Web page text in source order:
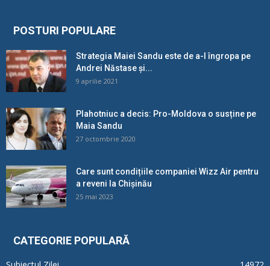
POSTURI POPULARE
Strategia Maiei Sandu este de a-l îngropa pe
Andrei Năstase și...
9 aprilie 2021
Plahotniuc a decis: Pro-Moldova o susține pe
Maia Sandu
27 octombrie 2020
Care sunt condițiile companiei Wizz Air pentru
a reveni la Chișinău
25 mai 2023
CATEGORIE POPULARĂ